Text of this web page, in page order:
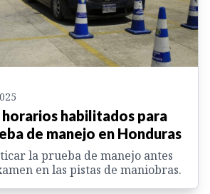
horarios habilitados para
de manejo en Honduras
la prueba de manejo antes
en las pistas de maniobras.